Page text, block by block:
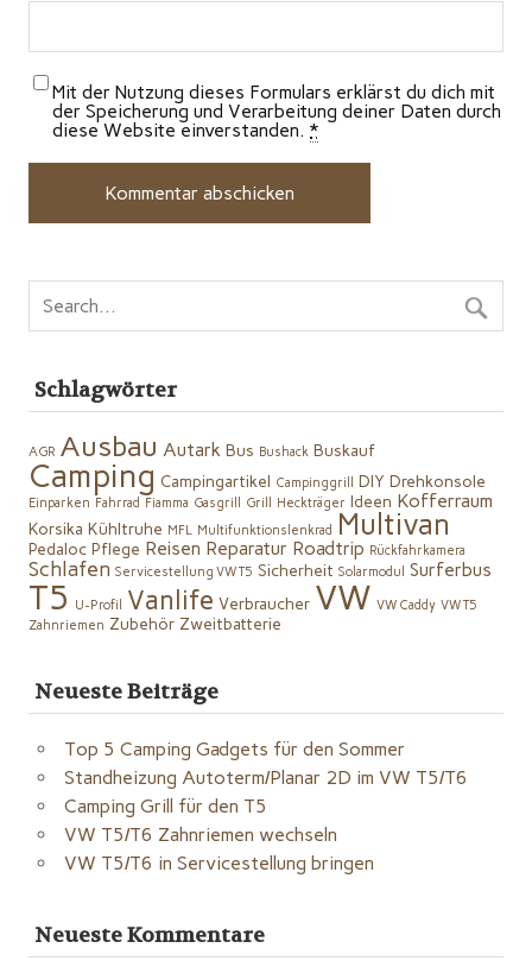
Mit der Nutzung dieses Formulars erklärst du dich mit
der Speicherung und Verarbeitung deiner Daten durch
diese Website einverstanden. *
Schlagwörter
AGR Ausbau Autark Bus Bushack Buskauf
Camping Campingartikel Campinggrill DIY Drehkonsole
Einparken Fahrrad Fiamma Gasgrill Grill Heckträger Ideen Kofferraum
Korsika Kühltruhe MFL Multifunktionslenkrad Multivan
Pedaloc Pflege Reisen Reparatur Roadtrip Rückfahrkamera
Schlafen Servicestellung VW T5 Sicherheit Solarmodul Surferbus
T5 U-Profil Vanlife Verbraucher VW VW Caddy VW T5
Zahnriemen Zubehör Zweitbatterie
Neueste Beiträge
Top 5 Camping Gadgets für den Sommer
Standheizung Autoterm/Planar 2D im VW T5/T6
Camping Grill für den T5
VW T5/T6 Zahnriemen wechseln
VW T5/T6 in Servicestellung bringen
Neueste Kommentare